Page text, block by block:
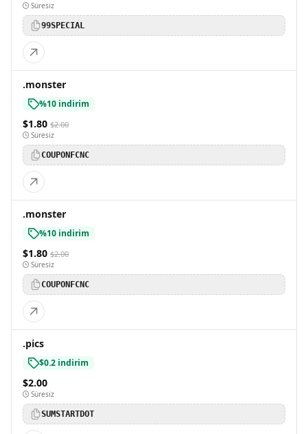
Süresiz
99SPECIAL
.monster
%10 indirim
$1.80 $2.00
Süresiz
COUPONFCNC
.monster
%10 indirim
$1.80 $2.00
Süresiz
COUPONFCNC
.pics
$0.2 indirim
$2.00
Süresiz
SUMSTARTDOT